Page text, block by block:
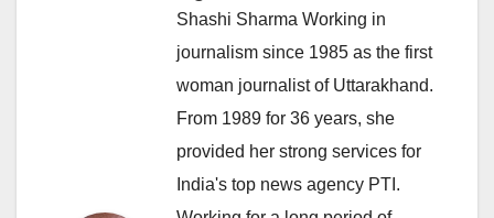
Shashi Sharma Working in
journalism since 1985 as the first
woman journalist of Uttarakhand.
From 1989 for 36 years, she
provided her strong services for
India's top news agency PTI.